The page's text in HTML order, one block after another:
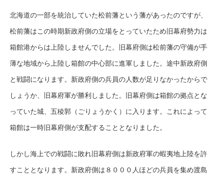
北海道の一部を統治していた松前藩という藩があったのですが、
松前藩はこの時期新政府側の立場をとっていたため旧幕府勢力は
箱館港からは上陸しませんでした。旧幕府側は松前藩の守備が手
薄な地域から上陸し箱館の中心部に進軍しました。途中新政府側
と戦闘になります。新政府側の兵員の人数が足りなかったからで
しょうか、旧幕府軍が勝利しました。旧幕府側は箱館の拠点とな
っていた城、五稜郭（ごりょうかく）に入ります。これによって
箱館は一時旧幕府側が支配することとなりました。
しかし海上での戦闘に敗れ旧幕府側は新政府軍の蝦夷地上陸を許
すこととなります。新政府側は８０００人ほどの兵員を集め渡島